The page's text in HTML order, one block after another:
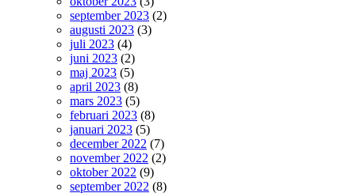
september 2023 (2)
augusti 2023 (3)
juli 2023 (4)
juni 2023 (2)
maj 2023 (5)
april 2023 (8)
mars 2023 (5)
februari 2023 (8)
januari 2023 (5)
december 2022 (7)
november 2022 (2)
oktober 2022 (9)
september 2022 (8)